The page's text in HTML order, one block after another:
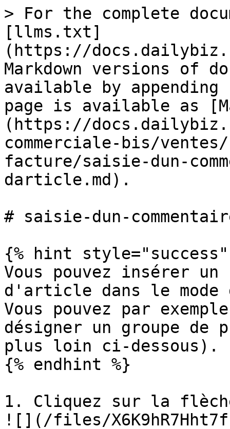
> For the complete
[llms.txt]
(https://
Markdown versions of
available by
page is available as
(https://
commerciale-bis/
facture/saisie-dun-
darticle.md).
# saisie-dun-
{% hint style="success"
Vous pouvez insérer
d'article dans le
Vous pouvez par
désigner un groupe de
plus loin ci-dessous).
{% endhint %}
1. Cliquez sur la
![](/files/